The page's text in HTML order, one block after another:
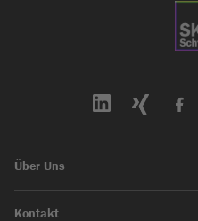
Über Uns
Kontakt